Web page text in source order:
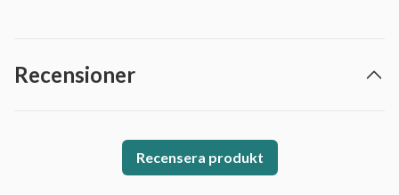
Recensioner
Recensera produkt